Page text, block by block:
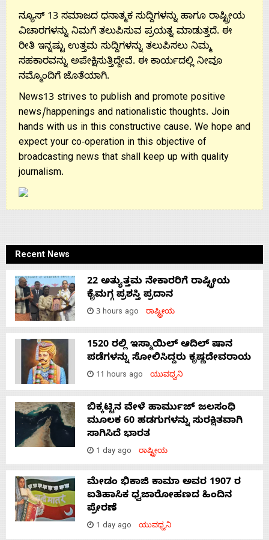
ನ್ಯೂಸ್ 13 ಸಮಾಜದ ಧನಾತ್ಮಕ ಸುದ್ದಿಗಳನ್ನು ಹಾಗೂ ರಾಷ್ಟ್ರೀಯ
ವಿಚಾರಗಳನ್ನು ನಿಮಗೆ ತಲುಪಿಸುವ ಪ್ರಯತ್ನ ಮಾಡುತ್ತದೆ. ಈ
ರೀತಿ ಇನ್ನಷ್ಟು ಉತ್ತಮ ಸುದ್ದಿಗಳನ್ನು ತಲುಪಿಸಲು ನಿಮ್ಮ
ಸಹಕಾರವನ್ನು ಅಪೇಕ್ಷಿಸುತ್ತಿದ್ದೇವೆ. ಈ ಕಾರ್ಯದಲ್ಲಿ ನೀವೂ
ನಮ್ಮೊಂದಿಗೆ ಜೊತೆಯಾಗಿ.
News13 strives to publish and promote positive
news/happenings and nationalistic thoughts. Join
hands with us in this constructive cause. We hope and
expect your co-operation in this objective of
broadcasting news that shall keep up with quality
journalism.
Recent News
22 ಅತ್ಯುತ್ತಮ ನೇಕಾರರಿಗೆ ರಾಷ್ಟ್ರೀಯ
ಕೈಮಗ್ಗ ಪ್ರಶಸ್ತಿ ಪ್ರದಾನ
3 hours ago ರಾಷ್ಟ್ರೀಯ
1520 ರಲ್ಲಿ ಇಸ್ಮಾಯಿಲ್ ಆದಿಲ್ ಷಾನ
ಪಡೆಗಳನ್ನು ಸೋಲಿಸಿದ್ದರು ಕೃಷ್ಣದೇವರಾಯ
11 hours ago ಯುವಧ್ವನಿ
ಬಿಕ್ಕಟ್ಟಿನ ವೇಳೆ ಹಾರ್ಮುಜ್ ಜಲಸಂಧಿ
ಮೂಲಕ 60 ಹಡಗುಗಳನ್ನು ಸುರಕ್ಷಿತವಾಗಿ
ಸಾಗಿಸಿದೆ ಭಾರತ
1 day ago ರಾಷ್ಟ್ರೀಯ
ಮೇಡಂ ಭಿಕಾಜಿ ಕಾಮಾ ಅವರ 1907 ರ
ಐತಿಹಾಸಿಕ ಧ್ವಜಾರೋಹಣದ ಹಿಂದಿನ
ಪ್ರೇರಣೆ
1 day ago ಯುವಧ್ವನಿ